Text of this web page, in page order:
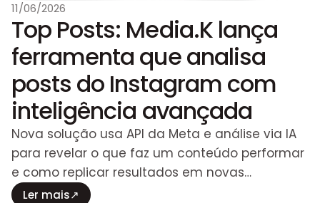
Produção de
Dados e Tecnologia
BI e Insights
Tagueamento
Top Posts
11/06/2026
Top Posts: Media.K lança
ferramenta que analisa
posts do Instagram com
inteligência avançada
Nova solução usa API da Meta e análise via IA
para revelar o que faz um conteúdo performar
e como replicar resultados em novas
publicações.
Ler mais↗